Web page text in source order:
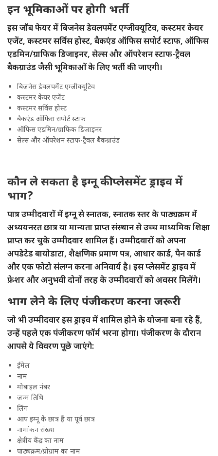
इन भूमिकाओं पर होगी भर्ती
इस जॉब फेयर में बिजनेस डेवलपमेंट एग्जीक्यूटिव, कस्टमर केयर
एजेंट, कस्टमर सर्विस होस्ट, बैकएंड ऑफिस सपोर्ट स्टाफ, ऑफिस
एडमिन/ग्राफिक डिजाइनर, सेल्स और ऑपरेशन स्टाफ-ट्रैवल
बैकग्राउंड जैसी भूमिकाओं के लिए भर्ती की जाएगी।
बिजनेस डेवलपमेंट एग्जीक्यूटिव
कस्टमर केयर एजेंट
कस्टमर सर्विस होस्ट
बैकएंड ऑफिस सपोर्ट स्टाफ
ऑफिस एडमिन/ग्राफिक डिजाइनर
सेल्स और ऑपरेशन स्टाफ-ट्रैवल बैकग्राउंड
कौन ले सकता है इग्नू की प्लेसमेंट ड्राइव में
भाग?
पात्र उम्मीदवारों में इग्नू से स्नातक, स्नातक स्तर के पाठ्यक्रम में
अध्ययनरत छात्र या मान्यता प्राप्त संस्थान से उच्च माध्यमिक शिक्षा
प्राप्त कर चुके उम्मीदवार शामिल हैं। उम्मीदवारों को अपना
अपडेटेड बायोडाटा, शैक्षणिक प्रमाण पत्र, आधार कार्ड, पैन कार्ड
और एक फोटो संलग्न करना अनिवार्य है। इस प्लेसमेंट ड्राइव में
फ्रेशर और अनुभवी दोनों तरह के उम्मीदवारों को अवसर मिलेंगे।
भाग लेने के लिए पंजीकरण करना जरूरी
जो भी उम्मीदवार इस ड्राइव में शामिल होने के योजना बना रहे हैं,
उन्हें पहले एक पंजीकरण फॉर्म भरना होगा। पंजीकरण के दौरान
आपसे ये विवरण पूछे जाएंगे:
ईमेल
नाम
मोबाइल नंबर
जन्म तिथि
लिंग
आप इग्नू के छात्र हैं या पूर्व छात्र
नामांकन संख्या
क्षेत्रीय केंद्र का नाम
पाठ्यक्रम/प्रोग्राम का नाम